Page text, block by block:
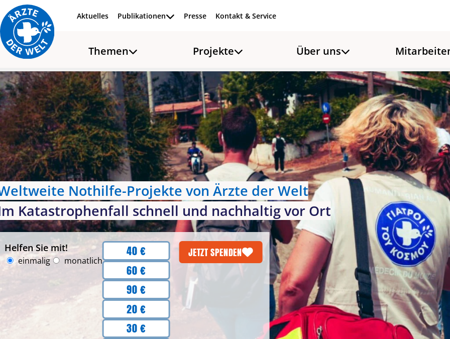
Zum Inhalt springen
Aktuelles Publikationen Presse Kontakt & Service
Themen Projekte Über uns
Nothilfe-Projekte von Ärzte der Welt
Katastrophenfall schnell und nachhaltig vor Ort
Helfen Sie mit!
Intervall
einmalig monatlich
Beträge40 €
60 €
90 €
20 €
30 €
JETZT SPENDEN